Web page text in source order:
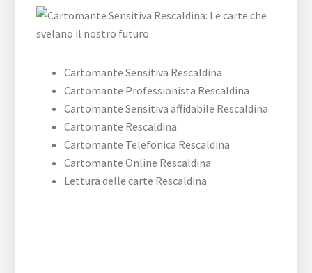
Cartomante Sensitiva Rescaldina
Cartomante Professionista Rescaldina
Cartomante Sensitiva affidabile Rescaldina
Cartomante Rescaldina
Cartomante Telefonica Rescaldina
Cartomante Online Rescaldina
Lettura delle carte Rescaldina